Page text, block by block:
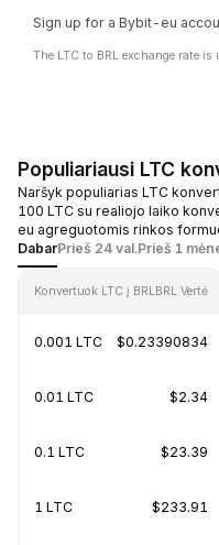
Sign up for a Bybit-eu
The LTC to BRL exchange rate
Populiariausi LTC
Naršyk populiarias LTC
100 LTC su realiojo laiko
eu agreguotomis rinkos
DabarPrieš 24 val.Prieš 1
Konvertuok LTC į BRLBRL Vertė
0.001 LTC $0.23390834
0.01 LTC $2.34
0.1 LTC $23.39
1 LTC $233.91